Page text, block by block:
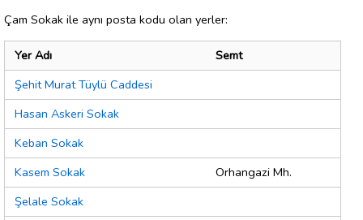
Çam Sokak ile aynı posta kodu olan yerler:
Yer Adı
Semt
Şehit Murat Tüylü Caddesi
Hasan Askeri Sokak
Keban Sokak
Kasem Sokak
Orhangazi Mh.
Şelale Sokak